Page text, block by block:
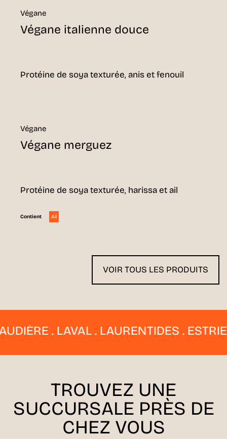
Végane
Végane italienne douce
Protéine de soya texturée, anis et fenouil
Végane
Végane merguez
Protéine de soya texturée, harissa et ail
Contient Ail
VOIR TOUS LES PRODUITS
. LAVAL . LAURENTIDES . ESTRIE .
TROUVEZ UNE
SUCCURSALE PRÈS DE
CHEZ VOUS